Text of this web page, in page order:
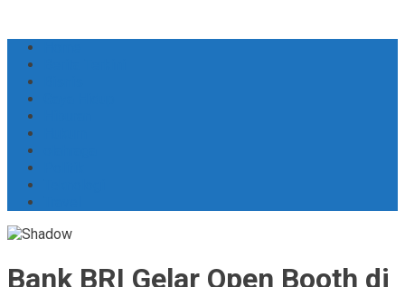
content
Bank BRI Gelar Open Booth di